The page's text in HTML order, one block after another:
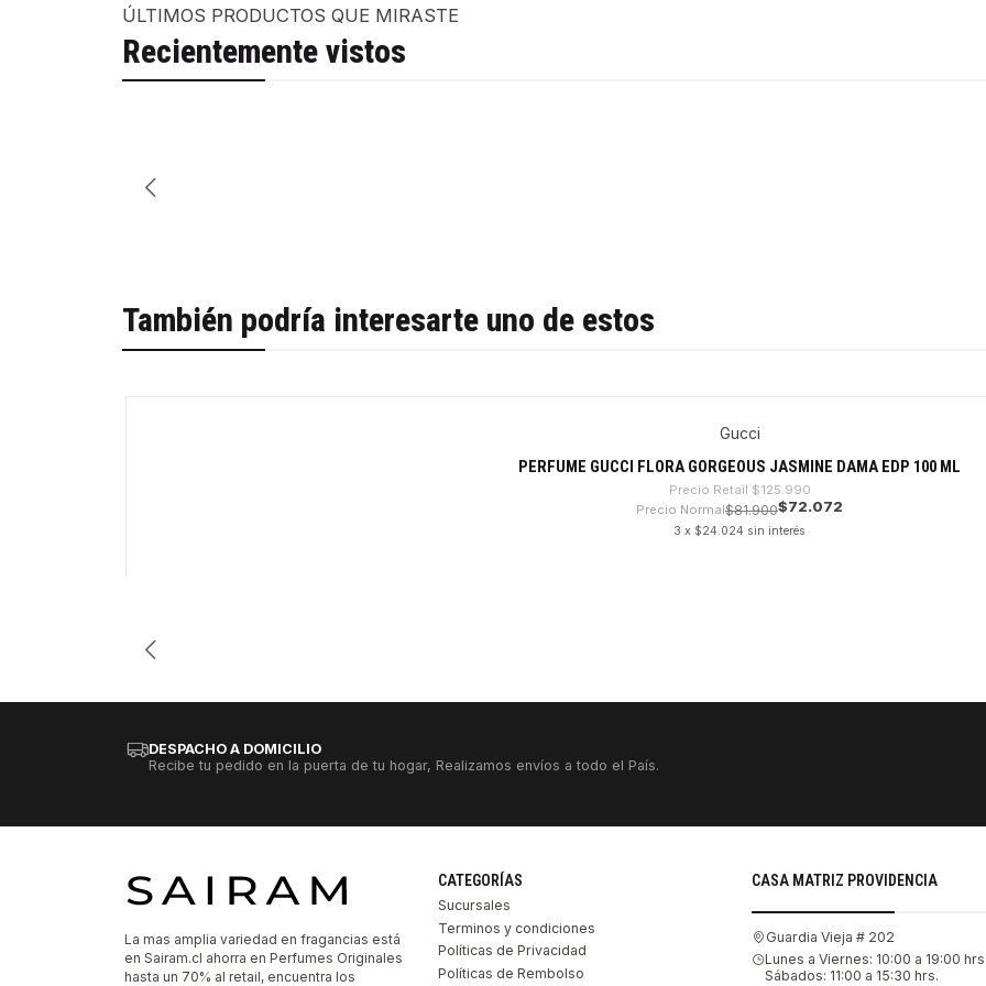
ÚLTIMOS PRODUCTOS QUE MIRASTE
Recientemente vistos
También podría interesarte uno de estos
Gucci
PERFUME GUCCI FLORA GORGEOUS JASMINE DAMA EDP 100 ML
Precio Retail $125.990
Precio Normal$81.900$72.072
3 x $24.024 sin interés
DESPACHO A DOMICILIO
Recibe tu pedido en la puerta de tu hogar, Realizamos envíos a todo el País.
La mas amplia variedad en fragancias está
en Sairam.cl ahorra en Perfumes Originales
hasta un 70% al retail, encuentra los
CATEGORÍAS
Sucursales
Terminos y condiciones
Políticas de Privacidad
Políticas de Rembolso
CASA MATRIZ PROVIDENCIA
Guardia Vieja # 202
Lunes a Viernes: 10:00 a 19:00
Sábados: 11:00 a 15:30 hrs.